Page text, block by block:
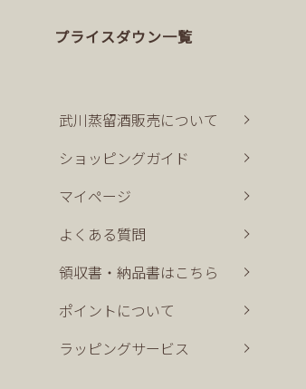
プライスダウン一覧
武川蒸留酒販売について
ショッピングガイド
マイページ
よくある質問
領収書・納品書はこちら
ポイントについて
ラッピングサービス